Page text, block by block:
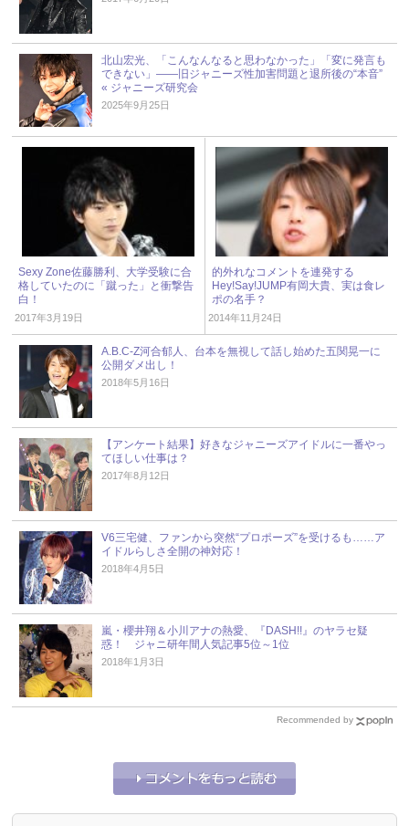
北山宏光、「こんなんなると思わなかった」「変に発言も
できない」――旧ジャニーズ性加害問題と退所後の“本音”
« ジャニーズ研究会
2025年9月25日
Sexy Zone佐藤勝利、大学受験に合
格していたのに「蹴った」と衝撃告
白！
2017年3月19日
的外れなコメントを連発する
Hey!Say!JUMP有岡大貴、実は食レ
ポの名手？
2014年11月24日
A.B.C-Z河合郁人、台本を無視して話し始めた五関晃一に
公開ダメ出し！
2018年5月16日
【アンケート結果】好きなジャニーズアイドルに一番やっ
てほしい仕事は？
2017年8月12日
V6三宅健、ファンから突然“プロポーズ”を受けるも……ア
イドルらしさ全開の神対応！
2018年4月5日
嵐・櫻井翔＆小川アナの熱愛、『DASH!!』のヤラセ疑
惑！ ジャニ研年間人気記事5位～1位
2018年1月3日
Recommended by